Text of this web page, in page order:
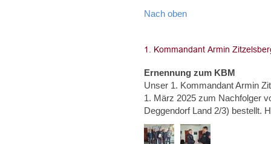
Nach oben
Ernennung zum KBM
Unser 1. Kommandant Armin
1. März 2025 zum Nachfolger
Deggendorf Land 2/3) bestellt.